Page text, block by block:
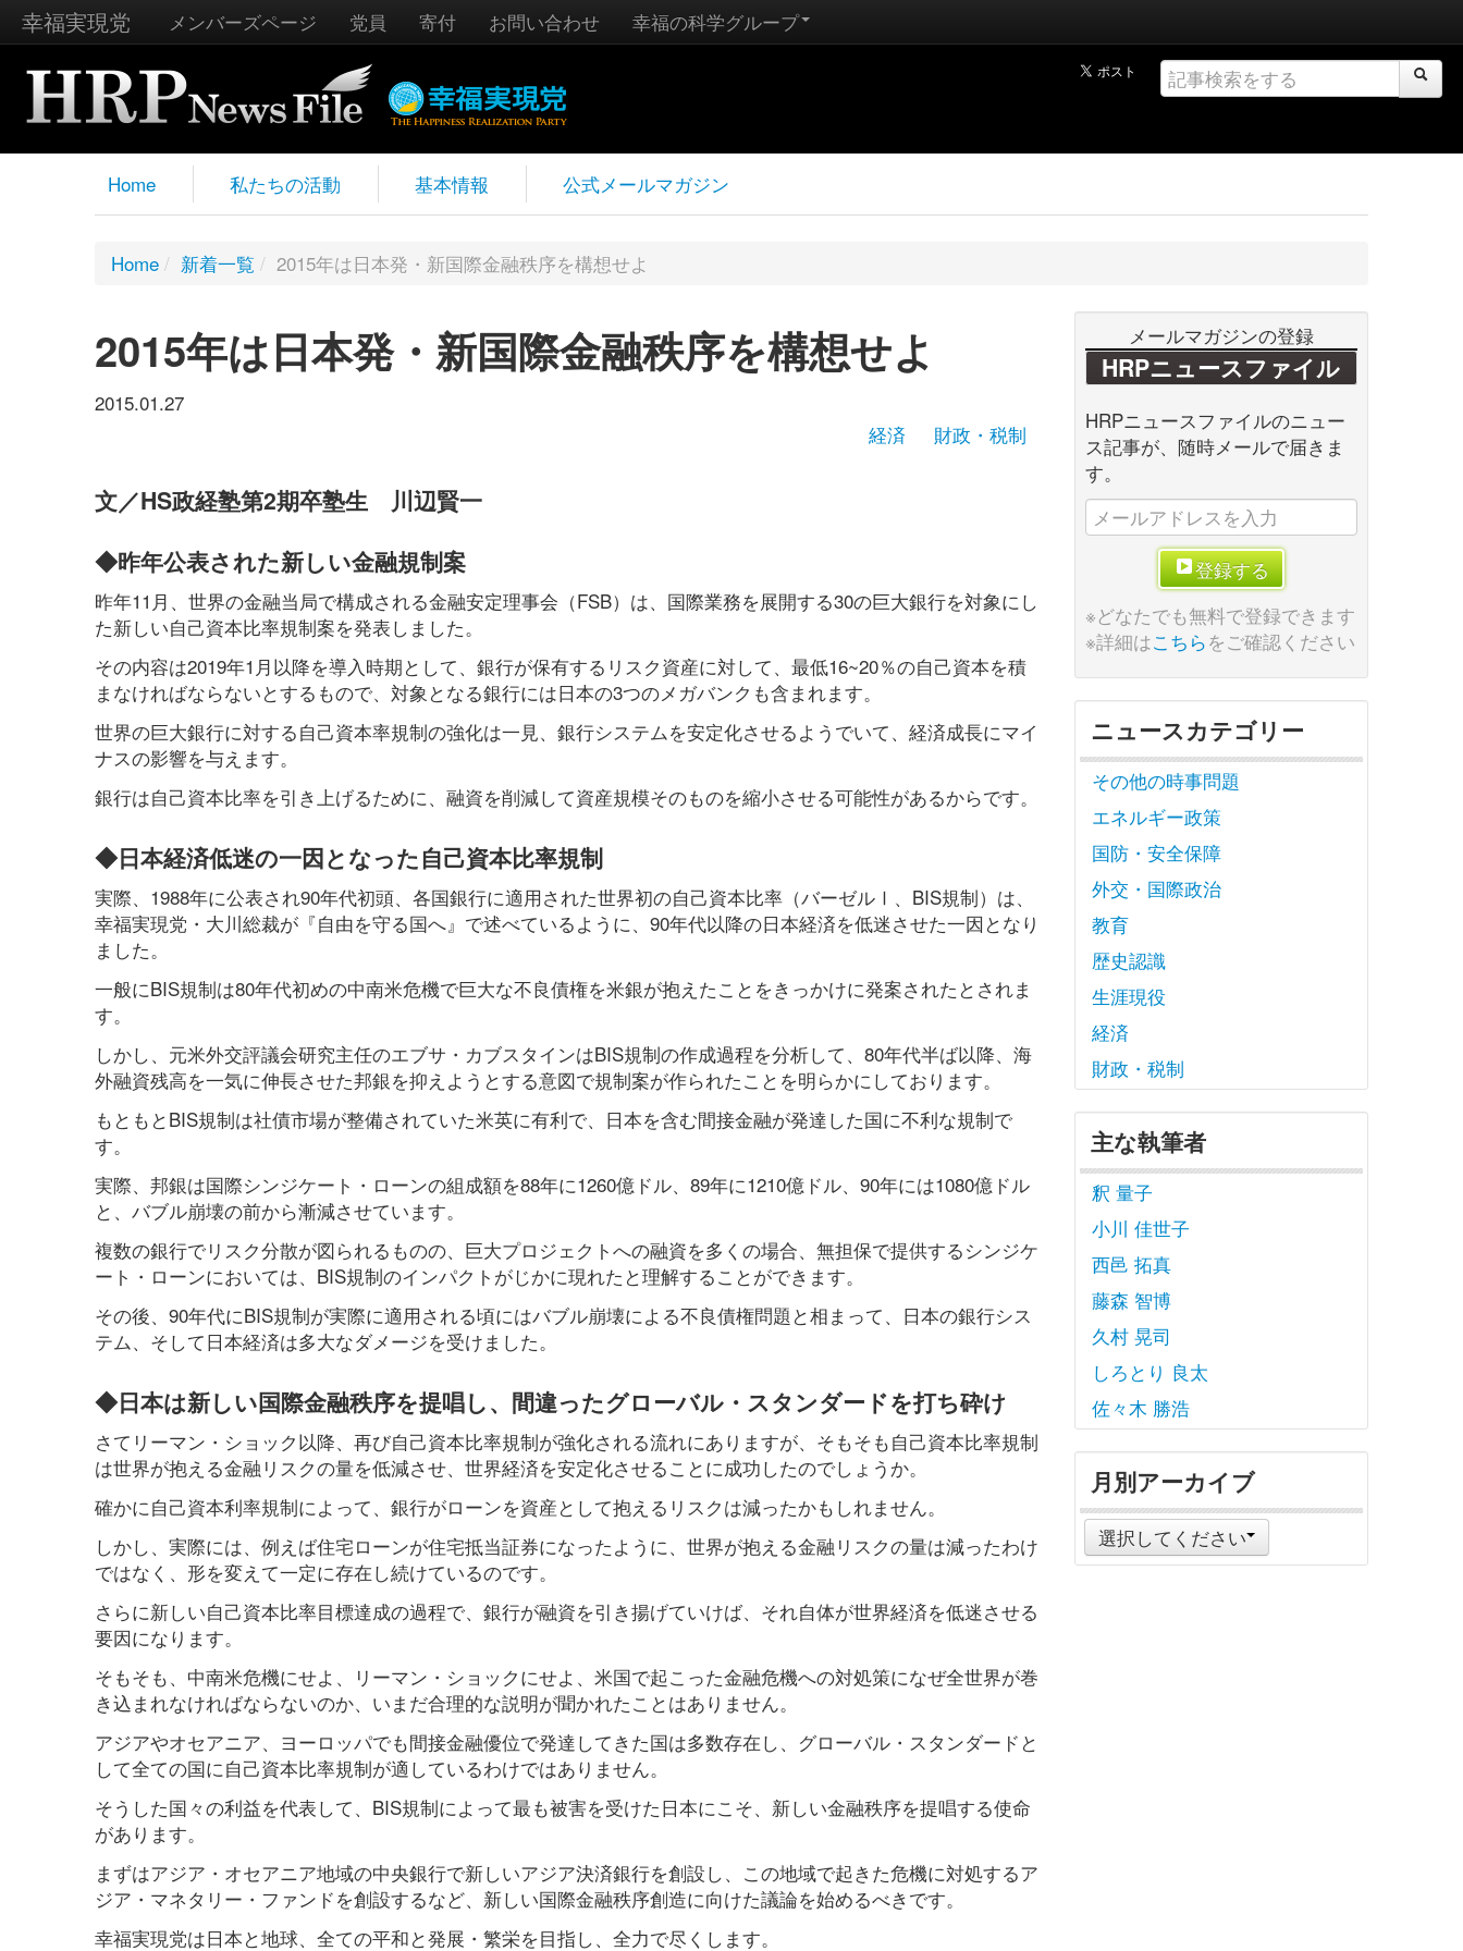
幸福実現党 メンバーズページ 党員 寄付 お問い合わせ 幸福の科学グループ
Home 私たちの活動 基本情報 公式メールマガジン
Home / 新着一覧 / 2015年は日本発・新国際金融秩序を構想せよ
2015年は日本発・新国際金融秩序を構想せよ
2015.01.27
経済
財政・税制
文／HS政経塾第2期卒塾生 川辺賢一
◆昨年公表された新しい金融規制案
昨年11月、世界の金融当局で構成される金融安定理事会（FSB）は、国際業務を展開する30の巨大銀行を対象にし
た新しい自己資本比率規制案を発表しました。
その内容は2019年1月以降を導入時期として、銀行が保有するリスク資産に対して、最低16~20％の自己資本を積
まなければならないとするもので、対象となる銀行には日本の3つのメガバンクも含まれます。
世界の巨大銀行に対する自己資本率規制の強化は一見、銀行システムを安定化させるようでいて、経済成長にマイ
ナスの影響を与えます。
銀行は自己資本比率を引き上げるために、融資を削減して資産規模そのものを縮小させる可能性があるからです。
◆日本経済低迷の一因となった自己資本比率規制
実際、1988年に公表され90年代初頭、各国銀行に適用された世界初の自己資本比率（バーゼルⅠ、BIS規制）は、
幸福実現党・大川総裁が『自由を守る国へ』で述べているように、90年代以降の日本経済を低迷させた一因となり
ました。
一般にBIS規制は80年代初めの中南米危機で巨大な不良債権を米銀が抱えたことをきっかけに発案されたとされま
す。
しかし、元米外交評議会研究主任のエブサ・カブスタインはBIS規制の作成過程を分析して、80年代半ば以降、海
外融資残高を一気に伸長させた邦銀を抑えようとする意図で規制案が作られたことを明らかにしております。
もともとBIS規制は社債市場が整備されていた米英に有利で、日本を含む間接金融が発達した国に不利な規制で
す。
実際、邦銀は国際シンジケート・ローンの組成額を88年に1260億ドル、89年に1210億ドル、90年には1080億ドル
と、バブル崩壊の前から漸減させています。
複数の銀行でリスク分散が図られるものの、巨大プロジェクトへの融資を多くの場合、無担保で提供するシンジケ
ート・ローンにおいては、BIS規制のインパクトがじかに現れたと理解することができます。
その後、90年代にBIS規制が実際に適用される頃にはバブル崩壊による不良債権問題と相まって、日本の銀行シス
テム、そして日本経済は多大なダメージを受けました。
◆日本は新しい国際金融秩序を提唱し、間違ったグローバル・スタンダードを打ち砕け
さてリーマン・ショック以降、再び自己資本比率規制が強化される流れにありますが、そもそも自己資本比率規制
は世界が抱える金融リスクの量を低減させ、世界経済を安定化させることに成功したのでしょうか。
確かに自己資本利率規制によって、銀行がローンを資産として抱えるリスクは減ったかもしれません。
しかし、実際には、例えば住宅ローンが住宅抵当証券になったように、世界が抱える金融リスクの量は減ったわけ
ではなく、形を変えて一定に存在し続けているのです。
さらに新しい自己資本比率目標達成の過程で、銀行が融資を引き揚げていけば、それ自体が世界経済を低迷させる
要因になります。
そもそも、中南米危機にせよ、リーマン・ショックにせよ、米国で起こった金融危機への対処策になぜ全世界が巻
き込まれなければならないのか、いまだ合理的な説明が聞かれたことはありません。
アジアやオセアニア、ヨーロッパでも間接金融優位で発達してきた国は多数存在し、グローバル・スタンダードと
して全ての国に自己資本比率規制が適しているわけではありません。
そうした国々の利益を代表して、BIS規制によって最も被害を受けた日本にこそ、新しい金融秩序を提唱する使命
があります。
まずはアジア・オセアニア地域の中央銀行で新しいアジア決済銀行を創設し、この地域で起きた危機に対処するア
ジア・マネタリー・ファンドを創設するなど、新しい国際金融秩序創造に向けた議論を始めるべきです。
幸福実現党は日本と地球、全ての平和と発展・繁栄を目指し、全力で尽くします。
メールマガジンの登録
HRPニュースファイル
HRPニュースファイルのニュー
ス記事が、随時メールで届きま
す。
登録する
※どなたでも無料で登録できます
※詳細はこちらをご確認ください
ニュースカテゴリー
その他の時事問題
エネルギー政策
国防・安全保障
外交・国際政治
教育
歴史認識
生涯現役
経済
財政・税制
主な執筆者
釈 量子
小川 佳世子
西邑 拓真
藤森 智博
久村 晃司
しろとり 良太
佐々木 勝浩
月別アーカイブ
選択してください